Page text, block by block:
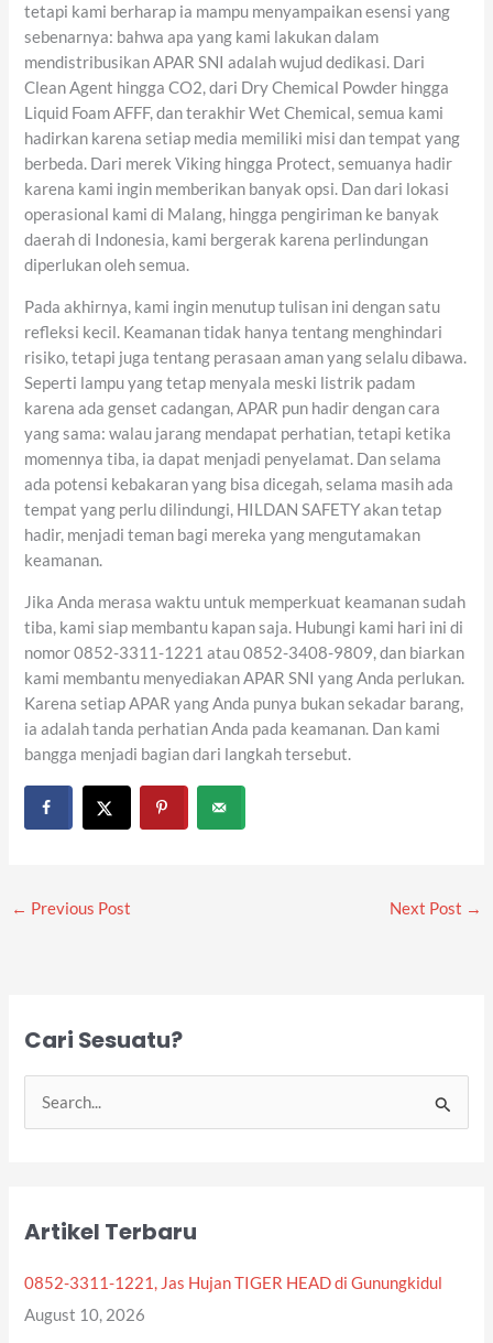
tetapi kami berharap ia mampu menyampaikan esensi yang
sebenarnya: bahwa apa yang kami lakukan dalam
mendistribusikan APAR SNI adalah wujud dedikasi. Dari
Clean Agent hingga CO2, dari Dry Chemical Powder hingga
Liquid Foam AFFF, dan terakhir Wet Chemical, semua kami
hadirkan karena setiap media memiliki misi dan tempat yang
berbeda. Dari merek Viking hingga Protect, semuanya hadir
karena kami ingin memberikan banyak opsi. Dan dari lokasi
operasional kami di Malang, hingga pengiriman ke banyak
daerah di Indonesia, kami bergerak karena perlindungan
diperlukan oleh semua.
Pada akhirnya, kami ingin menutup tulisan ini dengan satu
refleksi kecil. Keamanan tidak hanya tentang menghindari
risiko, tetapi juga tentang perasaan aman yang selalu dibawa.
Seperti lampu yang tetap menyala meski listrik padam
karena ada genset cadangan, APAR pun hadir dengan cara
yang sama: walau jarang mendapat perhatian, tetapi ketika
momennya tiba, ia dapat menjadi penyelamat. Dan selama
ada potensi kebakaran yang bisa dicegah, selama masih ada
tempat yang perlu dilindungi, HILDAN SAFETY akan tetap
hadir, menjadi teman bagi mereka yang mengutamakan
keamanan.
Jika Anda merasa waktu untuk memperkuat keamanan sudah
tiba, kami siap membantu kapan saja. Hubungi kami hari ini di
nomor 0852-3311-1221 atau 0852-3408-9809, dan biarkan
kami membantu menyediakan APAR SNI yang Anda perlukan.
Karena setiap APAR yang Anda punya bukan sekadar barang,
ia adalah tanda perhatian Anda pada keamanan. Dan kami
bangga menjadi bagian dari langkah tersebut.
← Previous Post Next Post →
Cari Sesuatu?
c
Artikel Terbaru
0852-3311-1221, Jas Hujan TIGER HEAD di Gunungkidul
August 10, 2026